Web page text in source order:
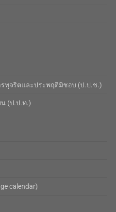
รทุจริตและประพฤติมิชอบ (ป.ป.ช.)
น (ป.ป.ท.)
calendar)